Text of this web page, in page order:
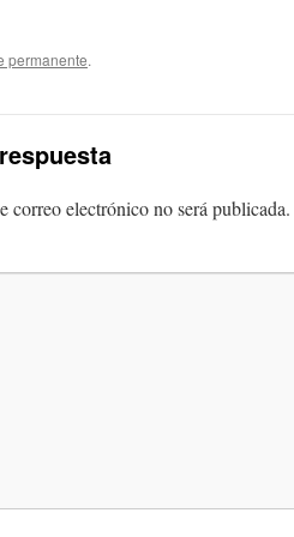
permanente.
correo electrónico no será publicada.